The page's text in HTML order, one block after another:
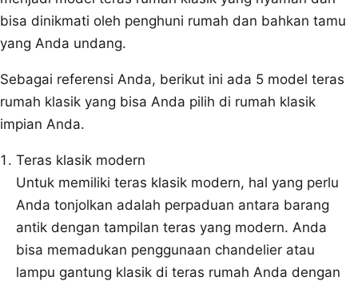
bisa dinikmati oleh penghuni rumah dan bahkan tamu
yang Anda undang.
Sebagai referensi Anda, berikut ini ada 5 model teras
rumah klasik yang bisa Anda pilih di rumah klasik
impian Anda.
Teras klasik modern
Untuk memiliki teras klasik modern, hal yang perlu
Anda tonjolkan adalah perpaduan antara barang
antik dengan tampilan teras yang modern. Anda
bisa memadukan penggunaan chandelier atau
lampu gantung klasik di teras rumah Anda dengan